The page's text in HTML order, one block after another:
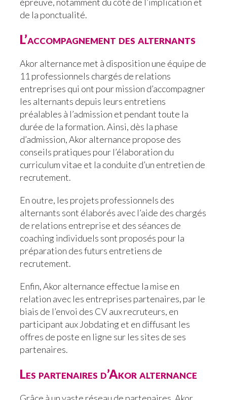
de la ponctualité.
L’accompagnement des alternants
Akor alternance met à disposition une équipe de
11 professionnels chargés de relations
entreprises qui ont pour mission d’accompagner
les alternants depuis leurs entretiens
préalables à l’admission et pendant toute la
durée de la formation. Ainsi, dès la phase
d’admission, Akor alternance propose des
conseils pratiques pour l’élaboration du
curriculum vitae et la conduite d’un entretien de
recrutement.
En outre, les projets professionnels des
alternants sont élaborés avec l’aide des chargés
de relations entreprise et des séances de
coaching individuels sont proposés pour la
préparation des futurs entretiens de
recrutement.
Enfin, Akor alternance effectue la mise en
relation avec les entreprises partenaires, par le
biais de l’envoi des CV aux recruteurs, en
participant aux Jobdating et en diffusant les
offres de poste en ligne sur les sites de ses
partenaires.
Les partenaires d’Akor alternance